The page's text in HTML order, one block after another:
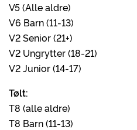
V5 (Alle aldre)
V6 Barn (11-13)
V2 Senior (21+)
V2 Ungrytter (18-21)
V2 Junior (14-17)
Tølt:
T8 (alle aldre)
T8 Barn (11-13)